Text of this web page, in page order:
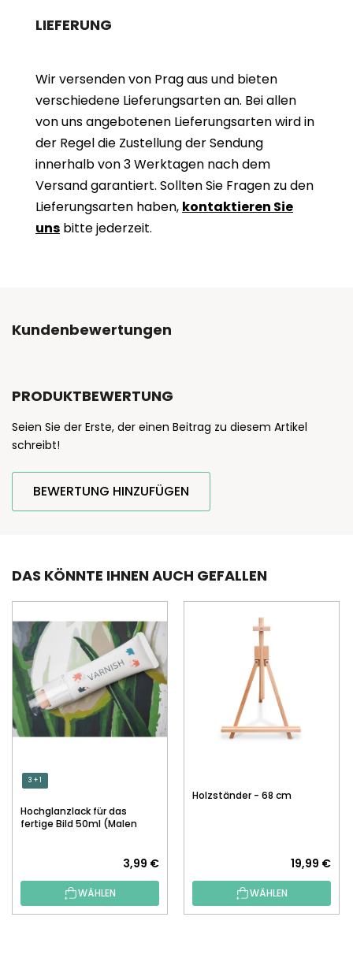
LIEFERUNG
Wir versenden von Prag aus und bieten
verschiedene Lieferungsarten an. Bei allen
von uns angebotenen Lieferungsarten wird in
der Regel die Zustellung der Sendung
innerhalb von 3 Werktagen nach dem
Versand garantiert. Sollten Sie Fragen zu den
Lieferungsarten haben, kontaktieren Sie
uns bitte jederzeit.
Kundenbewertungen
PRODUKTBEWERTUNG
Seien Sie der Erste, der einen Beitrag zu diesem Artikel
schreibt!
BEWERTUNG HINZUFÜGEN
DAS KÖNNTE IHNEN AUCH GEFALLEN
3 + 1
Hochglanzlack für das
fertige Bild 50ml (Malen
3,99 €
WÄHLEN
Holzständer - 68 cm
19,99 €
WÄHLEN